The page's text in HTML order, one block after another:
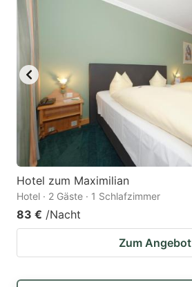
Hotel zum Maximilian
Hotel · 2 Gäste · 1 Schlafzimmer
83 € /Nacht
Zum Angebot